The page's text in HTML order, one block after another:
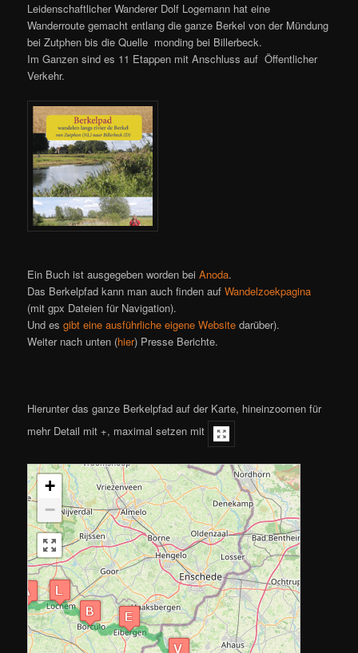
Leidenschaftlicher Wanderer Dolf Logemann hat eine
Wanderroute gemacht entlang die ganze Berkel von der Mündung
bei Zutphen bis die Quelle monding bei Billerbeck.
Im Ganzen sind es 11 Etappen mit Anschluss auf Öffentlicher
Verkehr.
Ein Buch ist ausgegeben worden beiAnoda.
Das Berkelpfad kann man auch finden aufWandelzoekpagina
(mit gpx Dateien für Navigation).
Und esgibt eine ausführliche eigene Website darüber).
Weiter nach unten (hier) Presse Berichte.
Hierunter das ganze Berkelpfad auf der Karte, hineinzoomen für
mehr Detail mit +, maximal setzen mit
+
−